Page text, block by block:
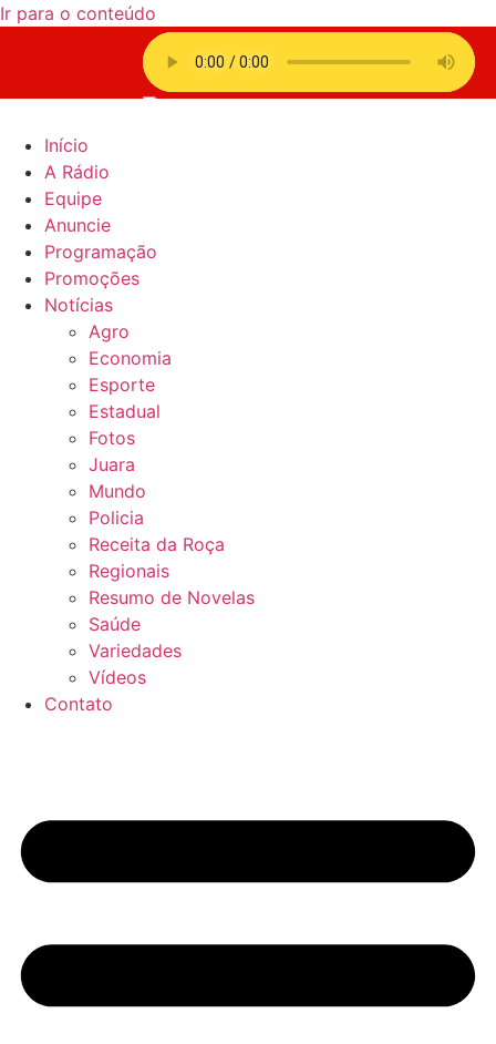
Ir para o conteúdo
Início
A Rádio
Equipe
Anuncie
Programação
Promoções
Notícias
Agro
Economia
Esporte
Estadual
Fotos
Juara
Mundo
Policia
Receita da Roça
Regionais
Resumo de Novelas
Saúde
Variedades
Vídeos
Contato